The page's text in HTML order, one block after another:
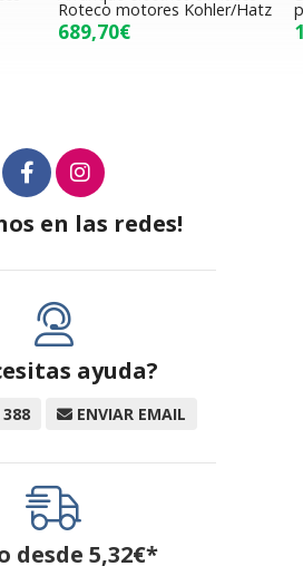
Roteco motores Kohler/Hatz
689,70€
en las redes!
ayuda?
ENVIAR EMAIL
desde 5,32€*